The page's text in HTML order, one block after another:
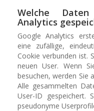
Welche
Analytics
Google Analytics
eine zufällige,
Cookie verbunden ist.
neuen User. Wenn
besuchen, werden Sie
Alle gesammelten
User-ID gespeichert.
pseudonyme